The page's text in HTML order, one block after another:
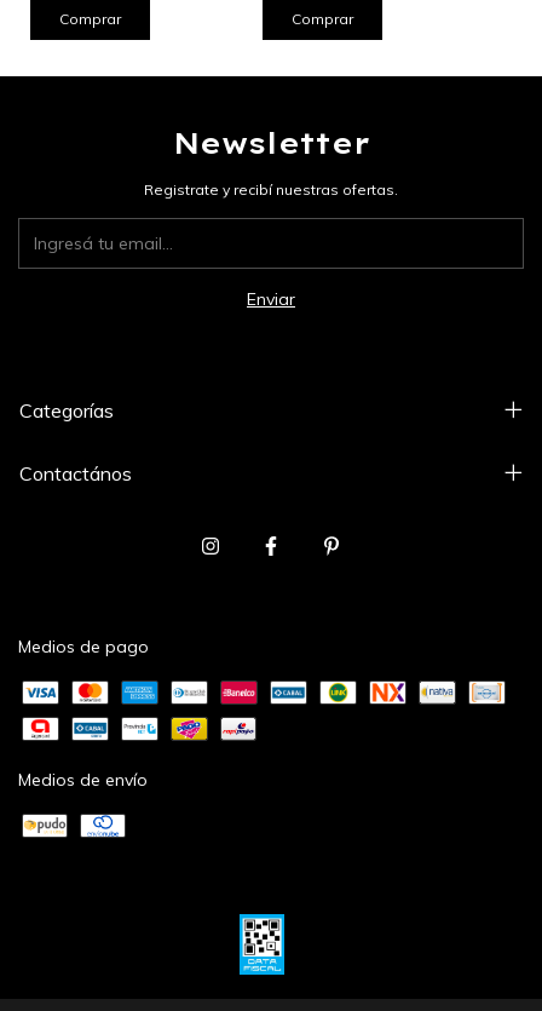
Comprar Comprar
Newsletter
Registrate y recibí nuestras ofertas.
Categorías
Contactános
Medios de pago
Medios de envío